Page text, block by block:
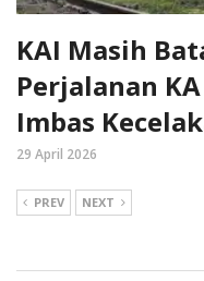
KAI Masih
Perjalanan
Imbas
29 April 2026
PREV NEXT